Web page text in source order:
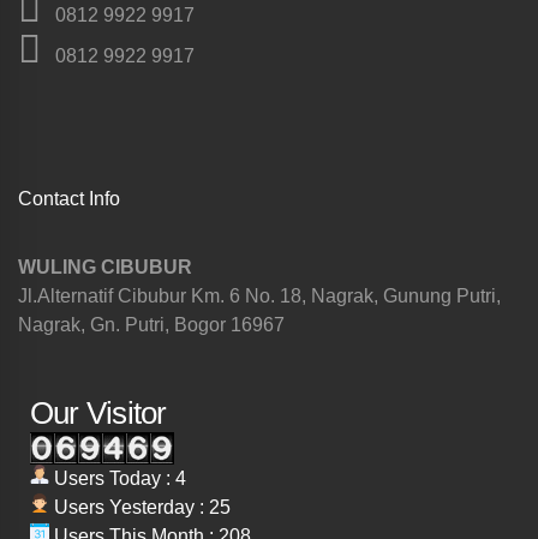
0812 9922 9917
0812 9922 9917
Contact Info
WULING CIBUBUR
Jl.Alternatif Cibubur Km. 6 No. 18, Nagrak, Gunung Putri,
Nagrak, Gn. Putri, Bogor 16967
Our Visitor
Users Today : 4
Users Yesterday : 25